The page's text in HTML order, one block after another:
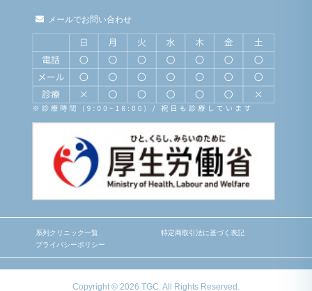
メールでお問い合わせ
系列クリニック一覧
特定商取引法に基づく表記
プライバシーポリシー
Copyright © 2026 TGC. All Rights Reserved.